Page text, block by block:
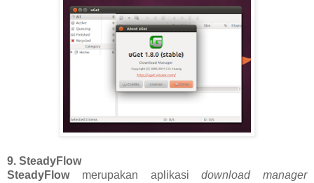
9. SteadyFlow
SteadyFlowmerupakan aplikasidownload manager